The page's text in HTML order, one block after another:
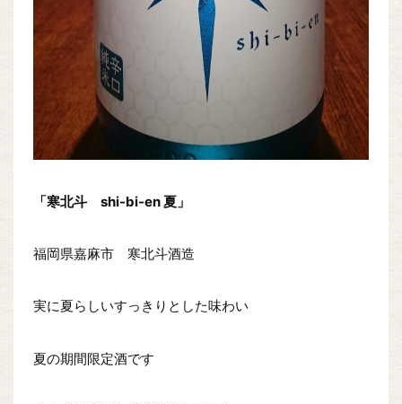
「寒北斗 shi-bi-en 夏」
福岡県嘉麻市 寒北斗酒造
実に夏らしいすっきりとした味わい
夏の期間限定酒です